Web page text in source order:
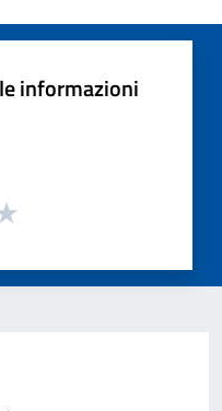
informazioni